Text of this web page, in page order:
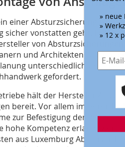
einer Absturzsicherung ist
sicher vonstatten geht. Es
von Absturzsicherungen
und Architekten
unterschiedlichster
gefordert.
hält der Hersteller
bereit. Vor allem im Bereich
zur Befestigung der PSAgA
hohe Kompetenz erlangt
aus Luxemburg
» neue
»
» 12 x